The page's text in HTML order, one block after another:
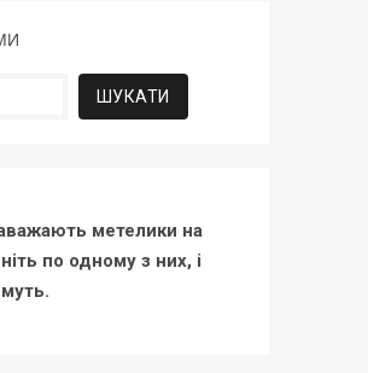
метелики на
по одному з них, і